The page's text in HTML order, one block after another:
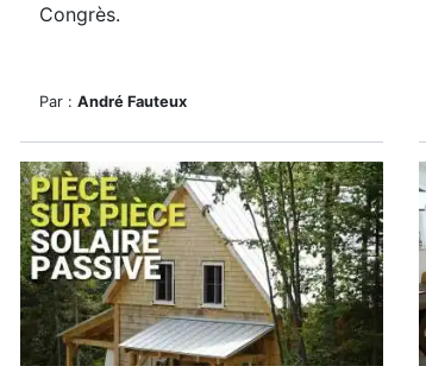
Congrès.
Par : André Fauteux